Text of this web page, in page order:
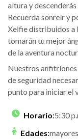
altura y
Recuerda sonreír y
Xelfie distribuidos a
tomarán tu mejor
de la aventura
Nuestros anfitriones
de seguridad
punto para iniciar el
Horario:5:30
Edades: